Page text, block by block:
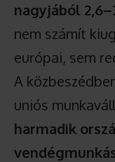
nagyjából
nem számít
európai, sem
A
uniós
harmadik